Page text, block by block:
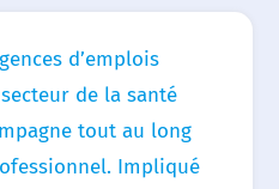
d’emplois
de la santé
tout au long
Impliqué